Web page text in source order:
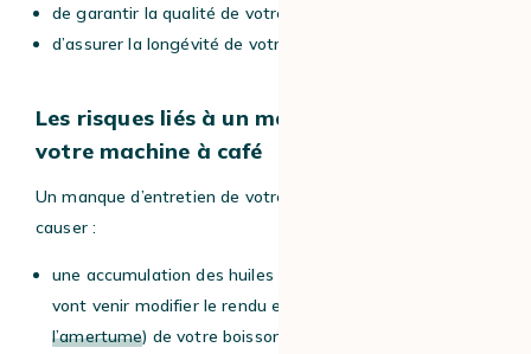
de garantir la qualité de votre café en tasse
d’assurer la longévité de votre machine à café à grain.
Les risques liés à un mauvais entretien de
votre machine à café
Un manque d’entretien de votre machine à café à grain va
causer :
une accumulation des huiles de café et de calcaire, qui
vont venir modifier le rendu en tasse (dont augmenter
l’amertume) de votre boisson